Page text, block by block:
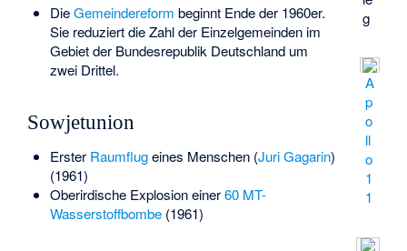
g
A
p
o
ll
o
1
1
DieGemeindereform beginnt Ende der 1960er.
Sie reduziert die Zahl der Einzelgemeinden im
Gebiet der Bundesrepublik Deutschland um
zwei Drittel.
Sowjetunion
Erster Raumflugeines Menschen (Juri Gagarin)
(1961)
Oberirdische Explosion einer60 MT-
Wasserstoffbombe(1961)